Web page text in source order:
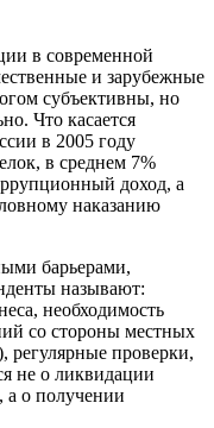
в современной
и зарубежные
субъективны, но
Что касается
в 2005 году
в среднем 7%
доход, а
наказанию
барьерами,
называют:
необходимость
со стороны местных
регулярные проверки,
не о ликвидации
а о получении